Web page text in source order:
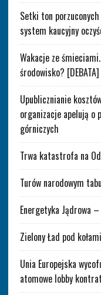
Setki ton
system kaucyjny
Wakacje ze
środowisko? [DEBATA]
Upublicznianie
organizacje apelują
górniczych
Trwa katastrofa na
Turów narodowym
Energetyka Jądrowa
Zielony Ład pod
Unia Europejska
atomowe lobby